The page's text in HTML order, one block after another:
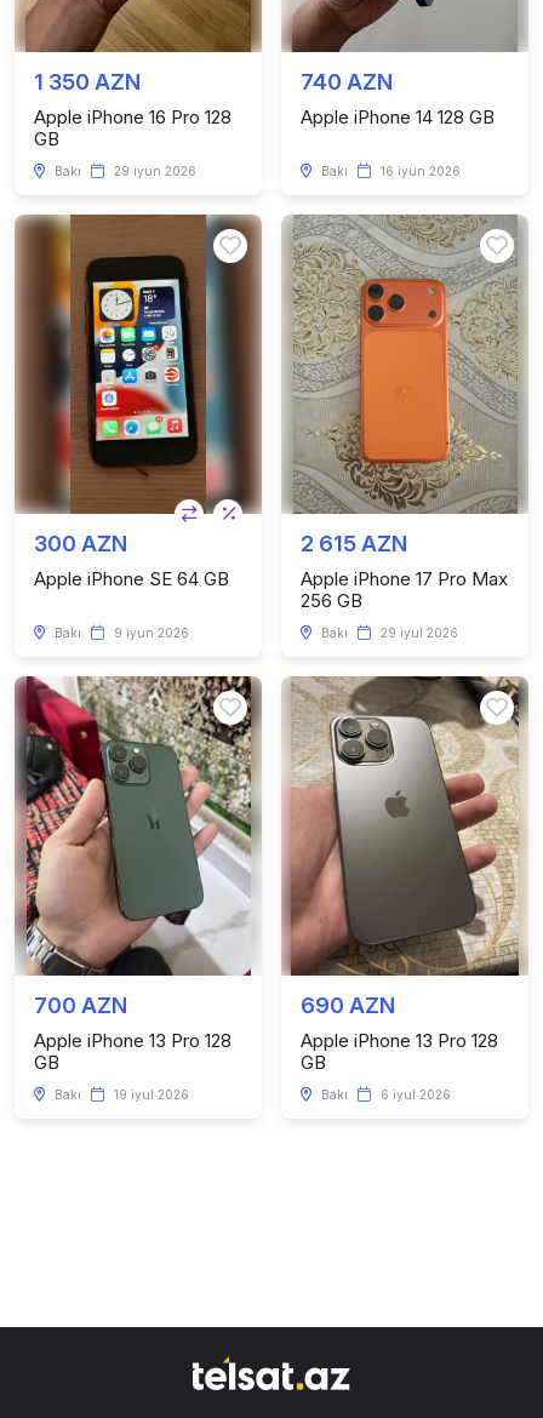
1 350 AZN
Apple iPhone 16 Pro 128
GB
Bakı 29 iyun 2026
740 AZN
Apple iPhone 14 128 GB
Bakı 16 iyun 2026
300 AZN
Apple iPhone SE 64 GB
Bakı 9 iyun 2026
2 615 AZN
Apple iPhone 17 Pro Max
256 GB
Bakı 29 iyul 2026
700 AZN
Apple iPhone 13 Pro 128
GB
Bakı 19 iyul 2026
690 AZN
Apple iPhone 13 Pro 128
GB
Bakı 6 iyul 2026